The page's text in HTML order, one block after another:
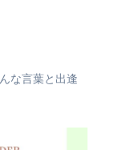
な言葉と出逢